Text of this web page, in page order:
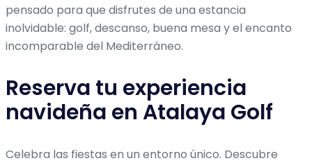
pensado para que disfrutes de una estancia
inolvidable: golf, descanso, buena mesa y el encanto
incomparable del Mediterráneo.
Reserva tu experiencia
navideña en Atalaya Golf
Celebra las fiestas en un entorno único. Descubre